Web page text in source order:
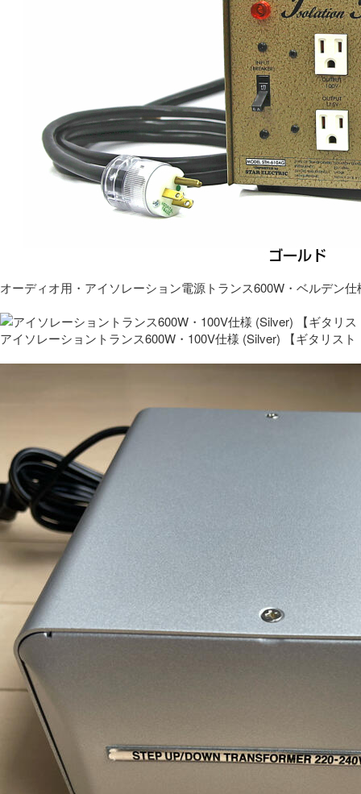
オーディオ用・アイソレーション電源トランス600W・ベルデン仕
アイソレーショントランス600W・100V仕様 (Silver) 【ギタリス